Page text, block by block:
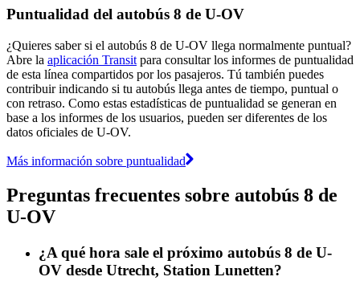
Puntualidad del autobús 8 de U-OV
¿Quieres saber si el autobús 8 de U-OV llega normalmente puntual?
Abre la aplicación Transit para consultar los informes de puntualidad
de esta línea compartidos por los pasajeros. Tú también puedes
contribuir indicando si tu autobús llega antes de tiempo, puntual o
con retraso. Como estas estadísticas de puntualidad se generan en
base a los informes de los usuarios, pueden ser diferentes de los
datos oficiales de U-OV.
Más información sobre puntualidad
Preguntas frecuentes sobre autobús 8 de
U-OV
¿A qué hora sale el próximo autobús 8 de U-
OV desde Utrecht, Station Lunetten?